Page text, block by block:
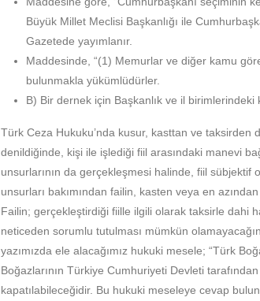
Büyük Millet Meclisi Başkanlığı ile
Gazetede yayımlanır.
Maddesinde, “(1) Memurlar ve diğer kamu
bulunmakla yükümlüdürler.
B) Bir dernek için Başkanlık ve il birimlerindeki
Türk Ceza Hukuku’nda kusur, kasttan ve
denildiğinde, kişi ile işlediği fiil arasındaki manevi
unsurlarının da gerçekleşmesi halinde, fiil sübjektif
unsurları bakımından failin, kasten veya en
Failin; gerçekleştirdiği fiille ilgili olarak taksirle dahi
neticeden sorumlu tutulması mümkün
yazımızda ele alacağımız hukuki mesele; “Türk
Boğazlarının Türkiye Cumhuriyeti Devleti
kapatılabileceğidir. Bu hukuki meseleye cevap